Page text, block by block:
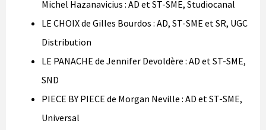
Michel Hazanavicius : AD et ST-SME, Studiocanal
LE CHOIX de Gilles Bourdos : AD, ST-SME et SR, UGC
Distribution
LE PANACHE de Jennifer Devoldère : AD et ST-SME,
SND
PIECE BY PIECE de Morgan Neville : AD et ST-SME,
Universal